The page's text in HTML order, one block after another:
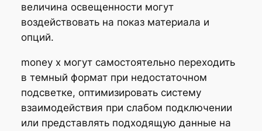
величина освещенности могут
воздействовать на показ материала и
опций.
money x могут самостоятельно переходить
в темный формат при недостаточном
подсветке, оптимизировать систему
взаимодействия при слабом подключении
или представлять подходящую данные на